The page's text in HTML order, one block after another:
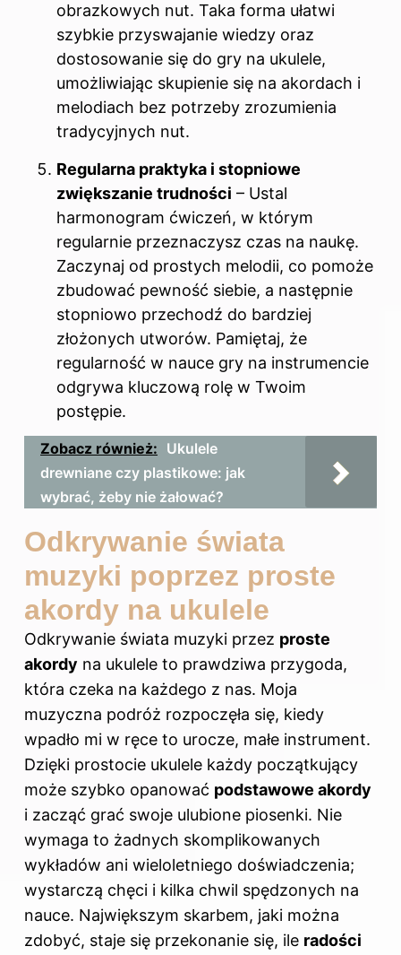
obrazkowych nut. Taka forma ułatwi
szybkie przyswajanie wiedzy oraz
dostosowanie się do gry na ukulele,
umożliwiając skupienie się na akordach i
melodiach bez potrzeby zrozumienia
tradycyjnych nut.
Regularna praktyka i stopniowe
zwiększanie trudności – Ustal
harmonogram ćwiczeń, w którym
regularnie przeznaczysz czas na naukę.
Zaczynaj od prostych melodii, co pomoże
zbudować pewność siebie, a następnie
stopniowo przechodź do bardziej
złożonych utworów. Pamiętaj, że
regularność w nauce gry na instrumencie
odgrywa kluczową rolę w Twoim
postępie.
Zobacz również: Ukulele
drewniane czy plastikowe: jak
wybrać, żeby nie żałować?
Odkrywanie świata
muzyki poprzez proste
akordy na ukulele
Odkrywanie świata muzyki przez proste
akordy na ukulele to prawdziwa przygoda,
która czeka na każdego z nas. Moja
muzyczna podróż rozpoczęła się, kiedy
wpadło mi w ręce to urocze, małe instrument.
Dzięki prostocie ukulele każdy początkujący
może szybko opanować podstawowe akordy
i zacząć grać swoje ulubione piosenki. Nie
wymaga to żadnych skomplikowanych
wykładów ani wieloletniego doświadczenia;
wystarczą chęci i kilka chwil spędzonych na
nauce. Największym skarbem, jaki można
zdobyć, staje się przekonanie się, ile radości